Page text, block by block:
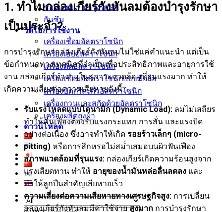
ซ่อมแซม – บำรุงรักษา
กันซึม
วิดีโอการใช้งาน
เครื่องเชื่อมอัลตราโซนิก
เครื่องเย็บอัลตราโซนิก
เครื่องตัดอัลตราโซนิก
เครื่องเชื่อมอัลตราโซนิกแบบมือถือ
เครื่องบัดกรีตะกั่วอัลตราโซนิก
เครื่องกวนและสกัดด้วยอัลตราโซนิก
เครื่องผลิตถุงผ้า
ดาวน์โหลด
1. ทำไมกล่องเกียร์กังหันลมต้องบำรุงรักษา
เป็นประจำ?
การบำรุงรักษากล่องเกียร์กังหันลมไม่ใช่แค่คำแนะนำ แต่เป็น
ข้อกำหนดทางเทคนิคที่จำเป็นเพื่อประสิทธิภาพและอายุการใช้
งาน กล่องเกียร์ทำงานในสภาวะแวดล้อมที่รุนแรงมาก ทำให้
เกิดความเสี่ยงต่อความเสียหายดังนี้:
รับแรงโหลดแบบไดนามิก (Dynamic Load): ลมไม่เสถียร
ทำให้ฟันเฟืองต้องรับแรงกระแทก การสั่น และแรงบิด
อย่างต่อเนื่อง ซึ่งอาจทำให้เกิด รอยร้าวเล็กๆ (micro-
pitting) หรือการสึกหรอไม่สม่ำเสมอบนผิวฟันเฟือง
สภาพแวดล้อมที่รุนแรง: กล่องเกียร์เกิดความร้อนสูงจาก
แรงเสียดทาน ทำให้ อายุของน้ำมันหล่อลื่นลดลง และ
ทำให้ลูกปืนสำคัญเสียหายเร็ว
ความเสี่ยงต่อความเสียหายทางเศรษฐกิจสูง: การเปลี่ยน
กล่องเกียร์กังหันลมมีค่าใช้จ่ายสูงมาก การบำรุงรักษา